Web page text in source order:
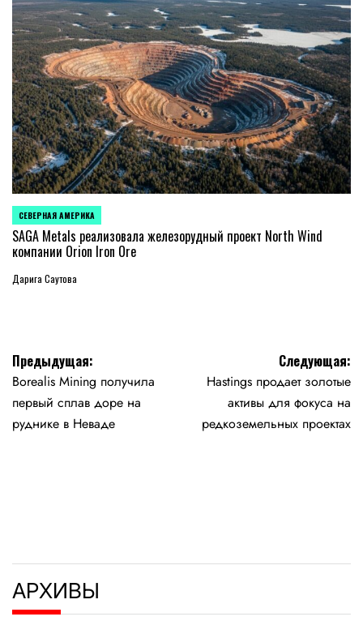
ОПУБЛИКОВАНО
В
СЕВЕРНАЯ АМЕРИКА
SAGA Metals реализовала железорудный проект North Wind
компании Orion Iron Ore
Дарига Саутова
Навигация
по
записям
Предыдущая:
Borealis Mining получила
первый сплав доре на
руднике в Неваде
Следующая:
Hastings продает золотые
активы для фокуса на
редкоземельных проектах
АРХИВЫ